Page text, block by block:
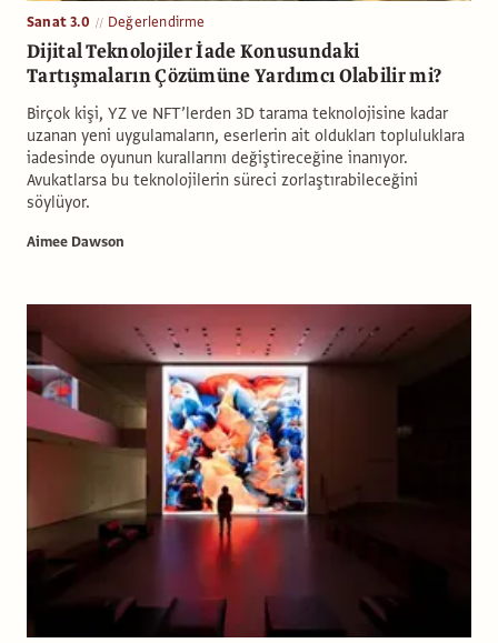
Sanat 3.0 Değerlendirme
Dijital Teknolojiler İade Konusundaki
Tartışmaların Çözümüne Yardımcı Olabilir mi?
Birçok kişi, YZ ve NFT’lerden 3D tarama teknolojisine kadar
uzanan yeni uygulamaların, eserlerin ait oldukları topluluklara
iadesinde oyunun kurallarını değiştireceğine inanıyor.
Avukatlarsa bu teknolojilerin süreci zorlaştırabileceğini
söylüyor.
Aimee Dawson